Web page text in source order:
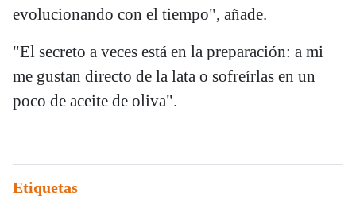
evolucionando con el tiempo", añade.
"El secreto a veces está en la preparación: a mi
me gustan directo de la lata o sofreírlas en un
poco de aceite de oliva".
Etiquetas